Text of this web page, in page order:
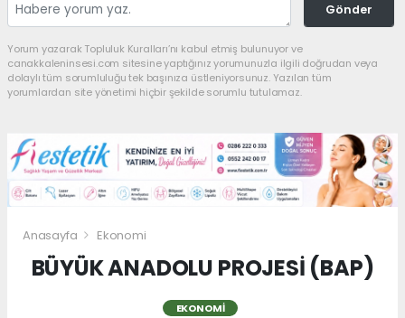
Gönder
Yorum yazarak Topluluk Kuralları’nı kabul etmiş bulunuyor ve
canakkaleninsesi.com sitesine yaptığınız yorumunuzla ilgili doğrudan veya
dolaylı tüm sorumluluğu tek başınıza üstleniyorsunuz. Yazılan tüm
yorumlardan site yönetimi hiçbir şekilde sorumlu tutulamaz.
Anasayfa Ekonomi
BÜYÜK ANADOLU PROJESİ (BAP)
EKONOMI